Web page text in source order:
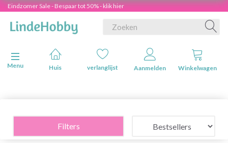
Eindzomer Sale - Bespaar tot 50% - klik hier
Navigatie in-/uitschakelen
Menu
Huis verlanglijst Aanmelden Winkelwagen
Filters